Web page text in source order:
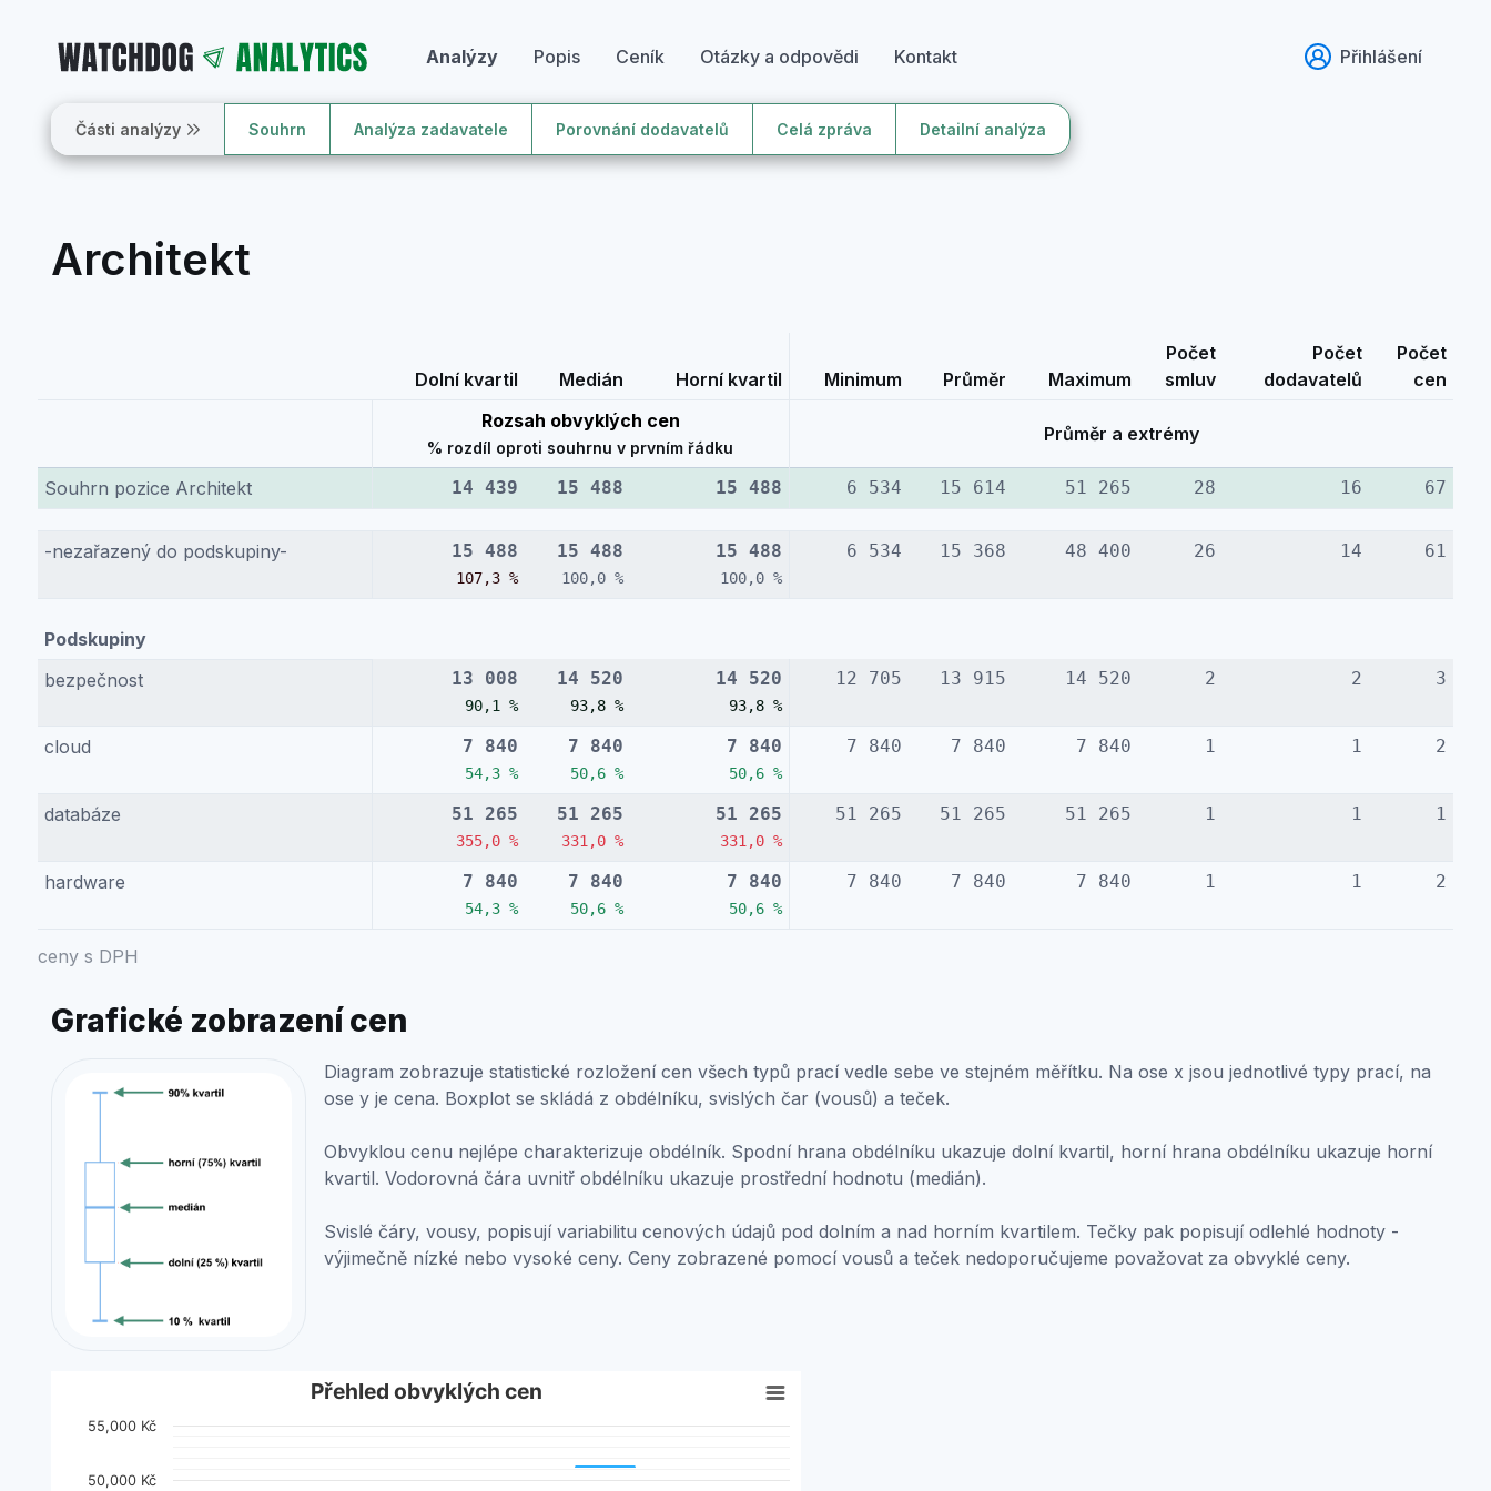
Přihlášení
Analýzy Popis Ceník Otázky a odpovědi Kontakt
Části analýzy Souhrn Analýza zadavatele Porovnání dodavatelů Celá zpráva Detailní analýza
Architekt
ceny s DPH
Dolní kvartil Medián Horní kvartil Minimum Průměr Maximum
Počet
smluv
Počet
dodavatelů
Počet
cen
Rozsah obvyklých cen
% rozdíl oproti souhrnu v prvním řádku
Průměr a extrémy
Souhrn pozice Architekt 14 439 15 488 15 488 6 534 15 614 51 265 28 16 67
-nezařazený do podskupiny- 15 488
107,3 %
15 488
100,0 %
15 488
100,0 %
6 534 15 368 48 400 26 14 61
Podskupiny
bezpečnost
13 008
90,1 %
14 520
93,8 %
14 520
93,8 %
12 705 13 915 14 520 2 2 3
cloud 7 840
54,3 %
7 840
50,6 %
7 840
50,6 %
7 840 7 840 7 840 1 1 2
databáze 51 265
355,0 %
51 265
331,0 %
51 265
331,0 %
51 265 51 265 51 265 1 1 1
hardware 7 840
54,3 %
7 840
50,6 %
7 840
50,6 %
7 840 7 840 7 840 1 1 2
Grafické zobrazení cen
Diagram zobrazuje statistické rozložení cen všech typů prací vedle sebe ve stejném měřítku. Na ose x jsou jednotlivé typy prací, na
ose y je cena. Boxplot se skládá z obdélníku, svislých čar (vousů) a teček.
Obvyklou cenu nejlépe charakterizuje obdélník. Spodní hrana obdélníku ukazuje dolní kvartil, horní hrana obdélníku ukazuje horní
kvartil. Vodorovná čára uvnitř obdélníku ukazuje prostřední hodnotu (medián).
Svislé čáry, vousy, popisují variabilitu cenových údajů pod dolním a nad horním kvartilem. Tečky pak popisují odlehlé hodnoty -
výjimečně nízké nebo vysoké ceny. Ceny zobrazené pomocí vousů a teček nedoporučujeme považovat za obvyklé ceny.
Přehled obvyklých cen
Combination chart with 2 data series.
Přehled obvyklých cen
50,000 Kč
55,000 Kč